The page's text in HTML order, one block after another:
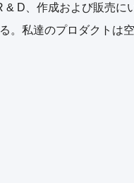
& D、作成および販売
。私達のプロダクトは